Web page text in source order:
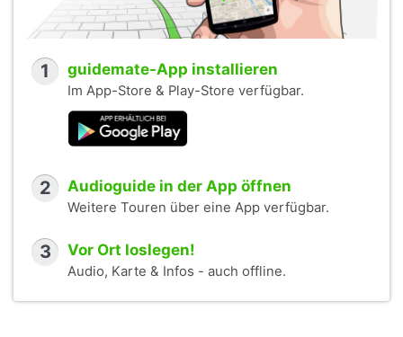
1 guidemate-App installieren
Im App-Store & Play-Store verfügbar.
2 Audioguide in der App öffnen
Weitere Touren über eine App verfügbar.
3 Vor Ort loslegen!
Audio, Karte & Infos - auch offline.